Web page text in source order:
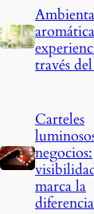
través
Carteles
negocios:
marca la
diferencia